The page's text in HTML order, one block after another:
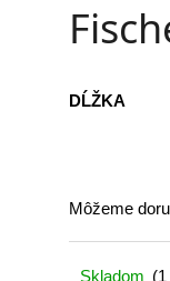
DĹŽKA
Môžeme
Skladom